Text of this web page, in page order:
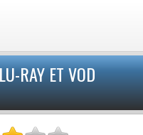
RAY ET VOD